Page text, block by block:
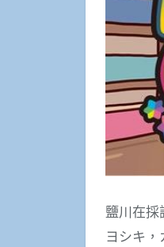
鹽川在採
ヨシキ